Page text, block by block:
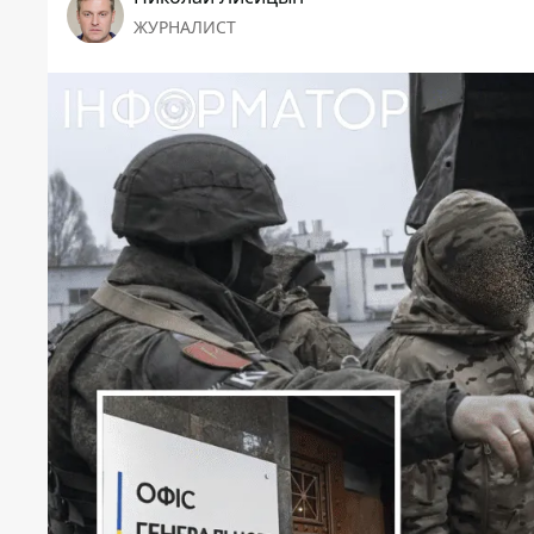
ЖУРНАЛИСТ